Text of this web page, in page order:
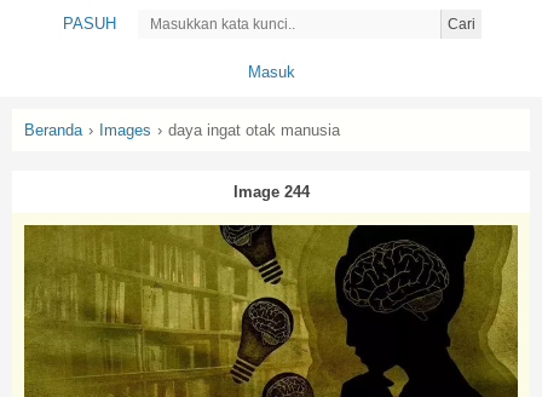
PASUH Cari
Masuk
Beranda › Images › daya ingat otak manusia
Image 244